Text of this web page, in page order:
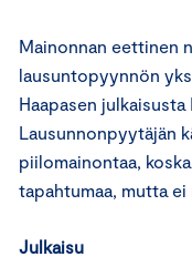
Mainonnan eettinen
lausuntopyynnön
Haapasen
Lausunnonpyytäjän
piilomainontaa,
tapahtumaa, mutta
Julkaisu